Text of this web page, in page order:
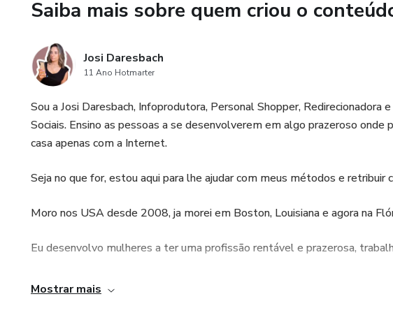
Saiba mais sobre quem criou o
Josi Daresbach
11 Ano Hotmarter
Sou a Josi Daresbach, Infoprodutora, Personal Shopper,
Sociais. Ensino as pessoas a se desenvolverem em algo prazeroso
casa apenas com a Internet.
Seja no que for, estou aqui para lhe ajudar com meus métodos e retribuir
Moro nos USA desde 2008, ja morei em Boston, Louisiana e agora na
Eu desenvolvo mulheres a ter uma profissão rentável e prazerosa,
Seja bem vinda!
Mostrar mais